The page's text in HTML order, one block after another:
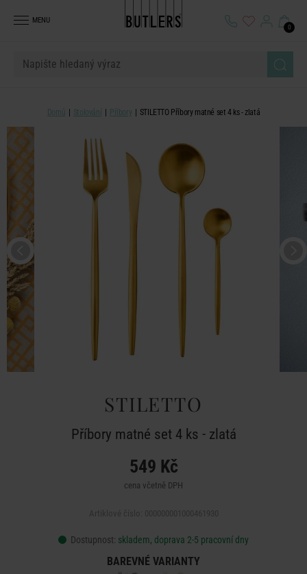
MENU
0
Domů Stolování Příbory STILETTO Příbory matné set 4 ks - zlatá
STILETTO
Příbory matné set 4 ks - zlatá
549 Kč
cena včetně DPH
Dostupnost: skladem, doprava 2-5 pracovní dny
BAREVNÉ VARIANTY